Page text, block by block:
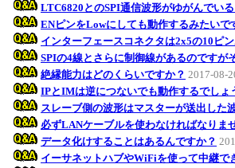
LTC6820とのSPI通信波形がゆがんでいる
ENピンをLowにしても動作するみたいで
インターフェースコネクタは2x5の10ピ
SPIの4線とさらに制御線があるのですが
絶縁能力はどのくらいですか？ 2017-08-
IPとIMは逆につないでも動作するでしょ
スレーブ側の波形はマスターが送出した
必ずLANケーブルを使わなければなりま
データ化けすることはあるんですか？
イーサネットハブやWiFiを使って中継で